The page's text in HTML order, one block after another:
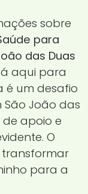
sobre
para
das Duas
aqui para
é um desafio
João das
de apoio e
O
para a